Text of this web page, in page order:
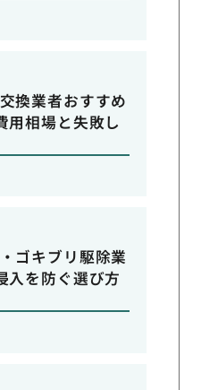
換業者おすすめ
用相場と失敗し
ゴキブリ駆除業
入を防ぐ選び方